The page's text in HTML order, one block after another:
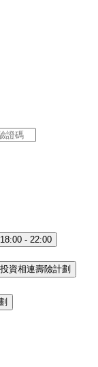
18:00 - 22:00
投資相連壽險計劃